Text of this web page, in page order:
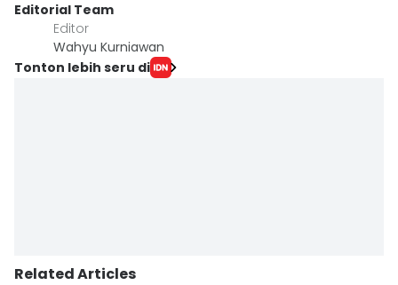
Editorial Team
Editor
Wahyu Kurniawan
Tonton lebih seru di
Related Articles